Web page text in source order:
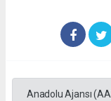
Anadolu Ajansı